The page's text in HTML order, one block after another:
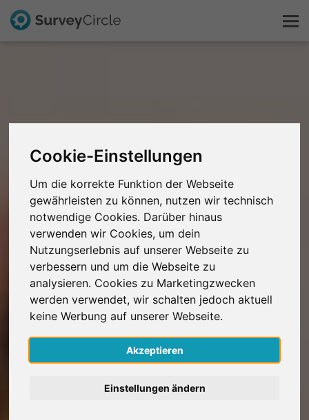
Cookie-Einstellungen
Um die korrekte Funktion der Webseite
gewährleisten zu können, nutzen wir technisch
notwendige Cookies. Darüber hinaus
verwenden wir Cookies, um dein
Nutzungserlebnis auf unserer Webseite zu
verbessern und um die Webseite zu
analysieren. Cookies zu Marketingzwecken
werden verwendet, wir schalten jedoch aktuell
keine Werbung auf unserer Webseite.
Akzeptieren
Einstellungen ändern
Forschung entdecken
FAQ
Kostenlos registrieren
Anmelden
English
Nederlands